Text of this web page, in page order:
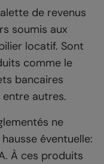
de revenus
soumis aux
locatif. Sont
comme le
bancaires
autres.
ne
éventuelle:
À ces produits